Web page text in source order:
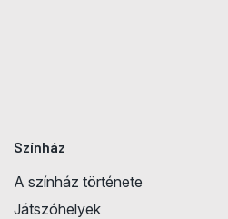
Színház
A színház története
Játszóhelyek